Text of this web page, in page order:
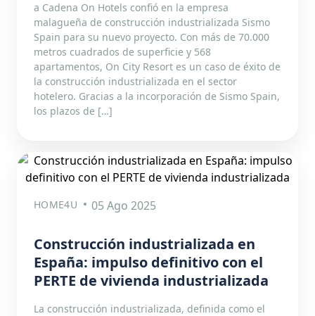
a Cadena On Hotels confió en la empresa
malagueña de construcción industrializada Sismo
Spain para su nuevo proyecto. Con más de 70.000
metros cuadrados de superficie y 568
apartamentos, On City Resort es un caso de éxito de
la construcción industrializada en el sector
hotelero. Gracias a la incorporación de Sismo Spain,
los plazos de […]
HOME4U 05 Ago 2025
Construcción industrializada en
España: impulso definitivo con el
PERTE de vivienda industrializada
La construcción industrializada, definida como el